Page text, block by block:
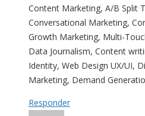
Content Marketing, A/B Split
Conversational Marketing,
Growth Marketing, Multi-
Data Journalism, Content
Identity, Web Design UX/UI,
Marketing, Demand
Responder